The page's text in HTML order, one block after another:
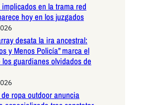
implicados en la trama red
hoy en los juzgados
desata la ira ancestral:
y Menos Policía” marca el
los guardianes olvidados de
ropa outdoor anuncia